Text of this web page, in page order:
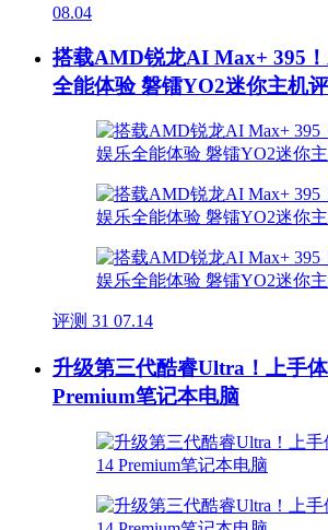
08.04
搭载AMD锐龙AI Max+ 395
全能体验 磐镭YO2迷你主机
评测 31 07.14
升级第三代酷睿Ultra！上手
Premium笔记本电脑